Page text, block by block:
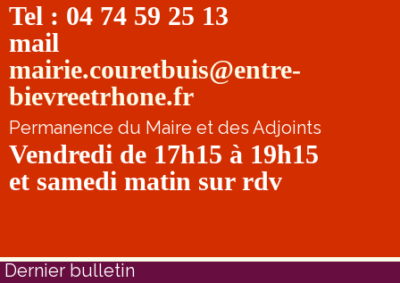
Tel : 04 74 59 25 13
mail
mairie.couretbuis@entre-
bievreetrhone.fr
Permanence du Maire et des Adjoints
Vendredi de 17h15 à 19h15
et samedi matin sur rdv
Dernier bulletin